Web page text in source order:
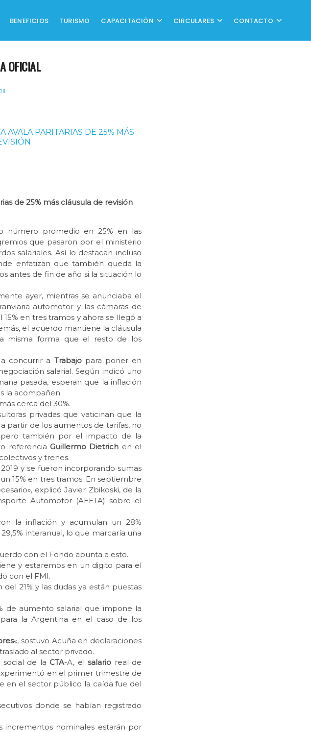
BENEFICIOS TURISMO CAPACITACIÓN CIRCULARES CONTACTO
OFICIAL
AVALA PARITARIAS DE 25% MÁS
de 25% más cláusula de revisión
número promedio en 25% en las
que pasaron por el ministerio
salariales. Así lo destacan incluso
enfatizan que también queda la
antes de fin de año si la situación lo
ayer, mientras se anunciaba el
automotor y las cámaras de
en tres tramos y ahora se llegó a
el acuerdo mantiene la cláusula
misma forma que el resto de los
concurrir a Trabajopara poner en
salarial. Según indicó uno
pasada, esperan que la inflación
la acompañen.
cerca del 30%.
privadas que vaticinan que la
partir de los aumentos de tarifas, no
también por el impacto de la
referencia Guillermo Dietrich en el
y trenes.
y se fueron incorporando sumas
15% en tres tramos. En septiembre
explicó Javier Zbikoski, de la
Automotor (AEETA) sobre el
la inflación y acumulan un 28%
interanual, lo que marcaría una
con el Fondo apunta a esto.
y estaremos en un digito para el
con el FMI.
21% y las dudas ya están puestas
de aumento salarial que impone la
la Argentina en el caso de los
«, sostuvo Acuña en declaraciones
al sector privado.
social de la CTA-A, elsalario real de
en el primer trimestre de
en el sector público la caída fue del
donde se habían registrado
incrementos nominales estarán por